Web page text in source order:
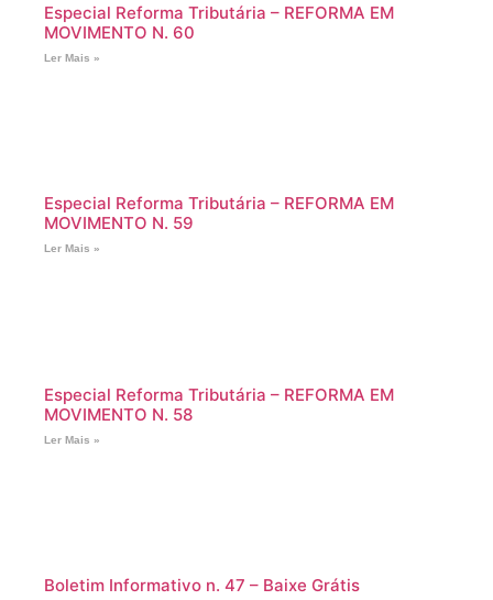
Especial Reforma Tributária – REFORMA EM
MOVIMENTO N. 60
Ler Mais »
Especial Reforma Tributária – REFORMA EM
MOVIMENTO N. 59
Ler Mais »
Especial Reforma Tributária – REFORMA EM
MOVIMENTO N. 58
Ler Mais »
Boletim Informativo n. 47 – Baixe Grátis